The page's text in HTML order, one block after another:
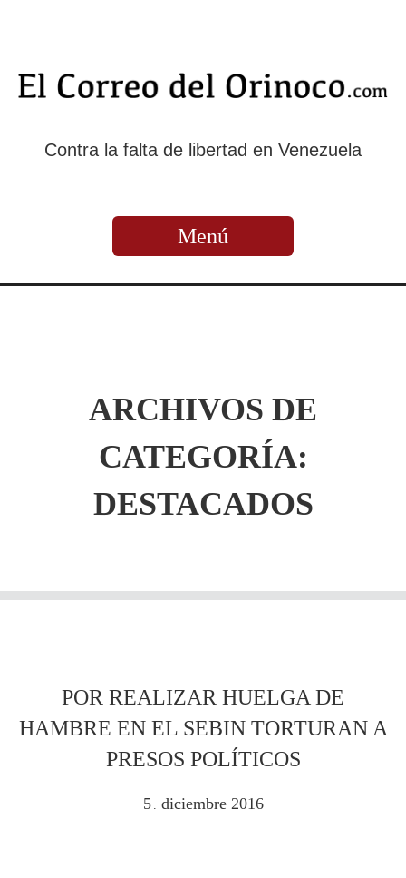
Contra la falta de libertad en Venezuela
Menú
ARCHIVOS DE
CATEGORÍA:
DESTACADOS
POR REALIZAR HUELGA DE
HAMBRE EN EL SEBIN TORTURAN A
PRESOS POLÍTICOS
5 . diciembre 2016